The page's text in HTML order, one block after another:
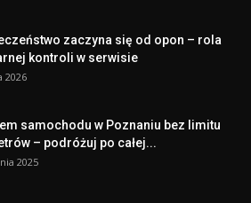
zaczyna się od opon – rola
kontroli w serwisie
2026
samochodu w Poznaniu bez limitu
– podróżuj po całej...
2025